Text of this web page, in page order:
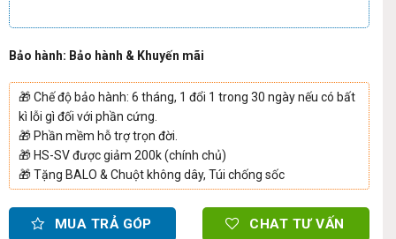
Bảo hành: Bảo hành & Khuyến mãi
🎁Chế độ bảo hành: 6 tháng, 1 đổi 1 trong 30 ngày nếu có bất
kì lỗi gì đối với phần cứng.
🎁 Phần mềm hỗ trợ trọn đời.
🎁 HS-SV được giảm 200k (chính chủ)
🎁Tặng BALO & Chuột không dây, Túi chống sốc
MUA TRẢ GÓP CHAT TƯ VẤN